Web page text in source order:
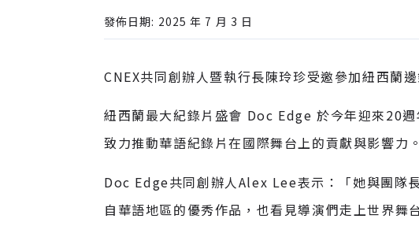
發佈日期: 2025 年 7 月 3 日
CNEX共同創辦人暨執行長陳玲珍受邀參加紐西
紐西蘭最大紀錄片盛會 Doc Edge 於今年迎來20
致力推動華語紀錄片在國際舞台上的貢獻與影響力。
Doc Edge共同創辦人Alex Lee表示：「她與團隊
自華語地區的優秀作品，也看見導演們走上世界舞